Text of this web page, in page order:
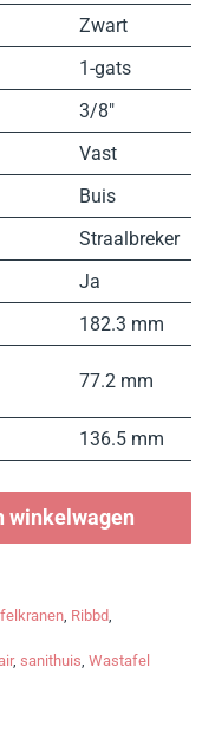
Zwart
1-gats
3/8″
Vast
Buis
Straalbreker
Ja
182.3 mm
77.2 mm
136.5 mm
winkelwagen
Ribbd
, sanithuis Wastafel